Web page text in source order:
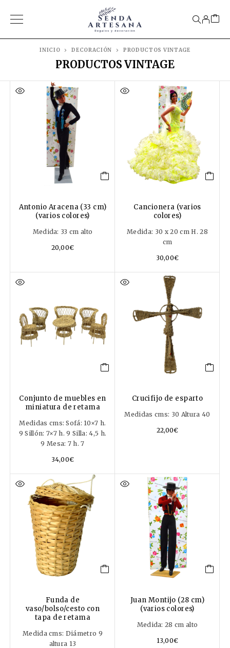
PRODUCTOS VINTAGE
INICIO DECORACIÓN PRODUCTOS VINTAGE
Antonio Aracena (33 cm)
(varios colores)
Medida: 33 cm alto
20,00€
Cancionera (varios
colores)
Medida: 30 x 20 cm H. 28
cm
30,00€
Conjunto de muebles en
miniatura de retama
Medidas cms: Sofá: 10×7 h.
9 Sillón: 7×7 h. 9 Silla: 4,5 h.
9 Mesa: 7 h. 7
34,00€
Crucifijo de esparto
Medidas cms: 30 Altura 40
22,00€
Funda de
vaso/bolso/cesto con
tapa de retama
Medida cms: Diámetro 9
altura 13
Juan Montijo (28 cm)
(varios colores)
Medida: 28 cm alto
13,00€